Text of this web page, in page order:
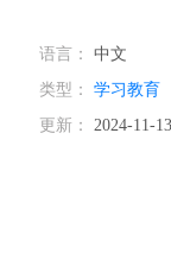
语言：
中文
类型：
学习教育
更新： 2024-11-